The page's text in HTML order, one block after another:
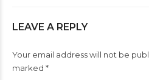
LEAVE A REPLY
Your email address will not be
marked *